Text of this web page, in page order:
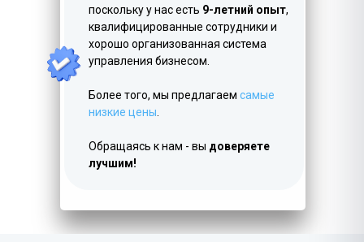
поскольку у нас есть 9-летний опыт,
квалифицированные сотрудники и
хорошо организованная система
управления бизнесом.
Более того, мы предлагаем самые
низкие цены
Обращаясь к нам - вы доверяете
лучшим!